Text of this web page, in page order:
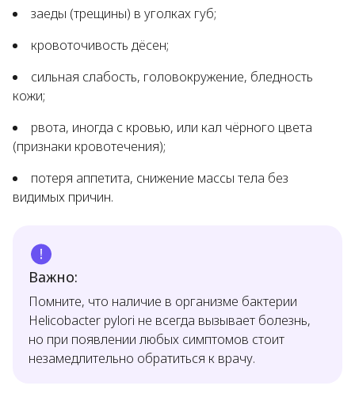
заеды (трещины) в уголках губ;
кровоточивость дёсен;
сильная слабость, головокружение, бледность
кожи;
рвота, иногда с кровью, или кал чёрного цвета
(признаки кровотечения);
потеря аппетита, снижение массы тела без
видимых причин.
Важно:
Помните, что наличие в организме бактерии
Helicobacter pylori не всегда вызывает болезнь,
но при появлении любых симптомов стоит
незамедлительно обратиться к врачу.